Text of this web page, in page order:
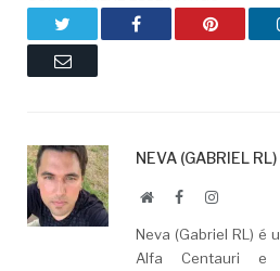
Facebook Pinterest
Email
NEVA (GABRIEL RL)
WebsiteFacebookLinkedIn
Neva (Gabriel RL) é
Alfa Centauri e